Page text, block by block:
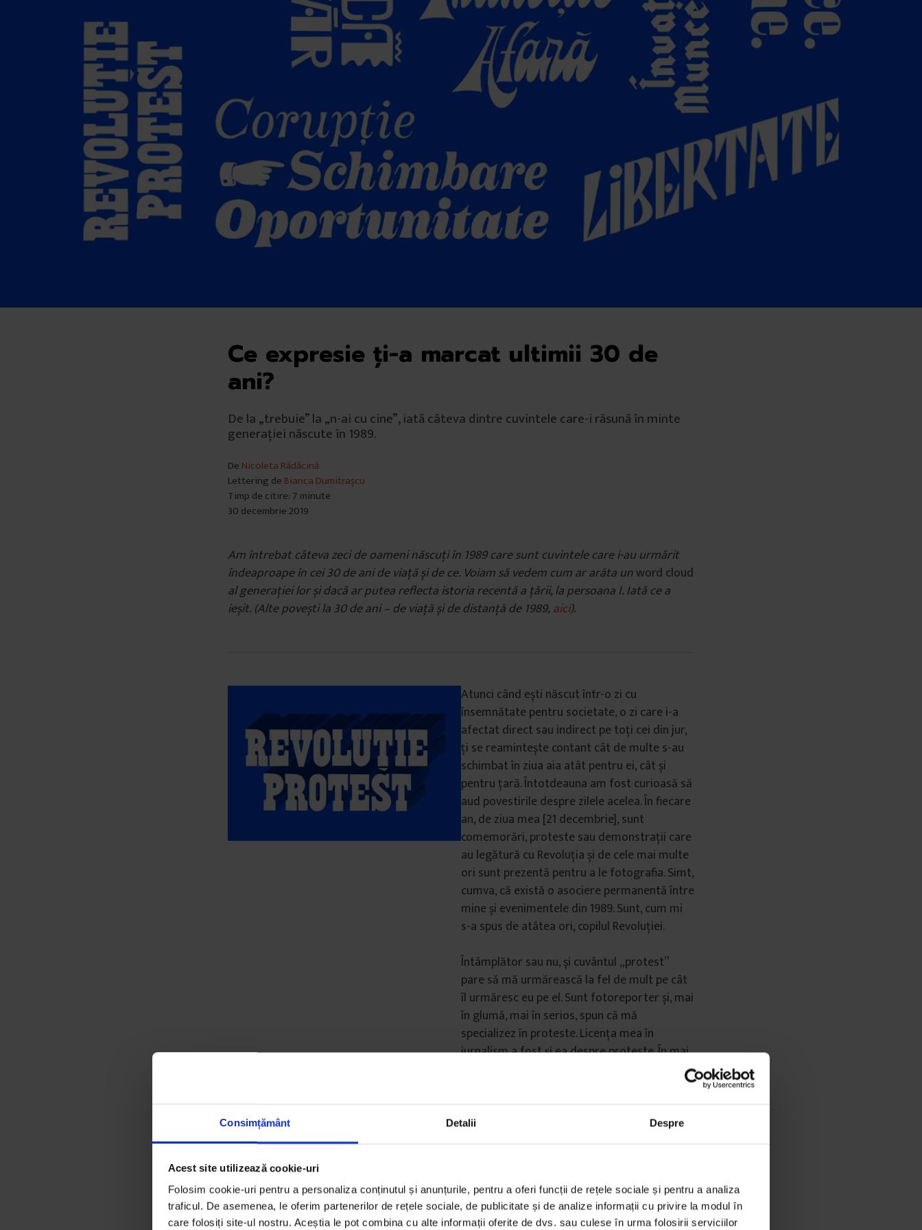
Consimțământ Detalii Despre
Acest site utilizează cookie-uri
Folosim cookie-uri pentru a personaliza conținutul și anunțurile, pentru a oferi funcții de rețele sociale și pentru a analiza
traficul. De asemenea, le oferim partenerilor de rețele sociale, de publicitate și de analize informații cu privire la modul în
care folosiți site-ul nostru. Aceștia le pot combina cu alte informații oferite de dvs. sau culese în urma folosirii serviciilor
Ce expresie ți-a marcat ultimii 30 de
ani?
De la „trebuie” la „n-ai cu cine”, iată câteva dintre cuvintele care-i răsună în minte
generației născute în 1989.
De Nicoleta Rădăcină
Lettering de Bianca Dumitrașcu
Timp de citire: 7 minute
30 decembrie 2019
Am întrebat câteva zeci de oameni născuți în 1989 care sunt cuvintele care i-au urmărit
îndeaproape în cei 30 de ani de viață și de ce. Voiam să vedem cum ar arăta unword cloud
al generației lor și dacă ar putea reflecta istoria recentă a țării, la persoana I. Iată ce a
ieșit. (Alte povești la 30 de ani – de viață și de distanță de 1989, aici).
Atunci când ești născut într-o zi cu
însemnătate pentru societate, o zi care i-a
afectat direct sau indirect pe toți cei din jur,
ți se reamintește contant cât de multe s-au
schimbat în ziua aia atât pentru ei, cât și
pentru țară. Întotdeauna am fost curioasă să
aud povestirile despre zilele acelea. În fiecare
an, de ziua mea [21 decembrie], sunt
comemorări, proteste sau demonstrații care
au legătură cu Revoluția și de cele mai multe
ori sunt prezentă pentru a le fotografia. Simt,
cumva, că există o asociere permanentă între
mine și evenimentele din 1989. Sunt, cum mi
s-a spus de atâtea ori, copilul Revoluției.
Întâmplător sau nu, și cuvântul „protest”
pare să mă urmărească la fel de mult pe cât
îl urmăresc eu pe el. Sunt fotoreporter și, mai
în glumă, mai în serios, spun că mă
specializez în proteste. Licența mea în
jurnalism a fost și ea despre proteste. În mai
multe ocazii în care am ajuns în alte țări, am
știu cine urmărește pe cine, dar pare-se că
am o legătură cu strânsă cu
protestul,
revoluția, revoltași sinonimele.